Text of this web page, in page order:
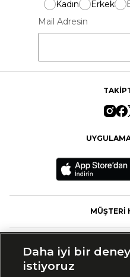
Kadın Erkek
Mail Adresin
MÜŞTERİ
Daha iyi bir
istiyoruz